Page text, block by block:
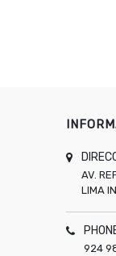
AV.
LIMA
924